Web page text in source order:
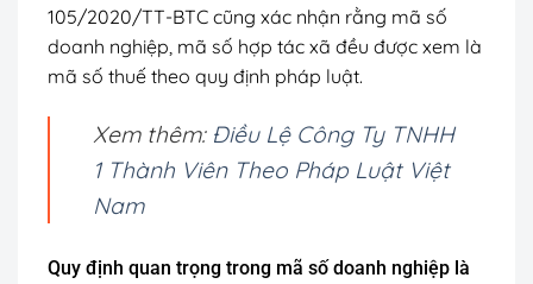
105/2020/TT-BTC cũng xác nhận rằng mã số
doanh nghiệp, mã số hợp tác xã đều được xem là
mã số thuế theo quy định pháp luật.
Xem thêm: Điều Lệ Công Ty TNHH
1 Thành Viên Theo Pháp Luật Việt
Nam
Quy định quan trọng trong mã số doanh nghiệp là